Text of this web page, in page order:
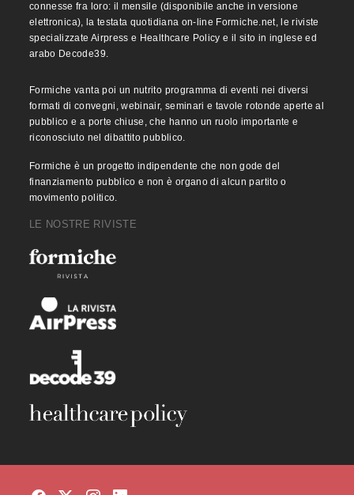
connesse fra loro: il mensile (disponibile anche in versione
elettronica), la testata quotidiana on-line Formiche.net, le riviste
specializzate Airpress e Healthcare Policy e il sito in inglese ed
arabo Decode39.
Formiche vanta poi un nutrito programma di eventi nei diversi
formati di convegni, webinair, seminari e tavole rotonde aperte al
pubblico e a porte chiuse, che hanno un ruolo importante e
riconosciuto nel dibattito pubblico.
Formiche è un progetto indipendente che non gode del
finanziamento pubblico e non è organo di alcun partito o
movimento politico.
LE NOSTRE RIVISTE